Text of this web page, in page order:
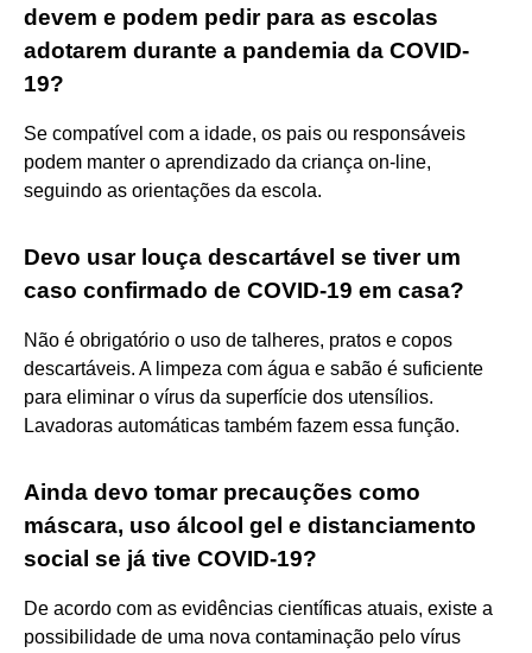
devem e podem pedir para as escolas
adotarem durante a pandemia da COVID-
19?
Se compatível com a idade, os pais ou responsáveis
podem manter o aprendizado da criança on-line,
seguindo as orientações da escola.
Devo usar louça descartável se tiver um
caso confirmado de COVID-19 em casa?
Não é obrigatório o uso de talheres, pratos e copos
descartáveis. A limpeza com água e sabão é suficiente
para eliminar o vírus da superfície dos utensílios.
Lavadoras automáticas também fazem essa função.
Ainda devo tomar precauções como
máscara, uso álcool gel e distanciamento
social se já tive COVID-19?
De acordo com as evidências científicas atuais, existe a
possibilidade de uma nova contaminação pelo vírus